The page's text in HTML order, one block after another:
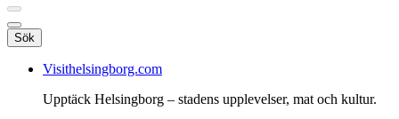
Sök
Visithelsingborg.com
Upptäck Helsingborg – stadens upplevelser, mat och kultur.